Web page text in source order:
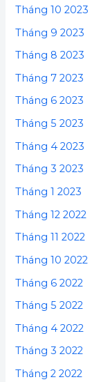
Tháng 10 2023
Tháng 9 2023
Tháng 8 2023
Tháng 7 2023
Tháng 6 2023
Tháng 5 2023
Tháng 4 2023
Tháng 3 2023
Tháng 1 2023
Tháng 12 2022
Tháng 11 2022
Tháng 10 2022
Tháng 6 2022
Tháng 5 2022
Tháng 4 2022
Tháng 3 2022
Tháng 2 2022